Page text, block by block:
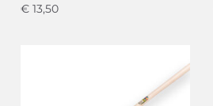
€13,50